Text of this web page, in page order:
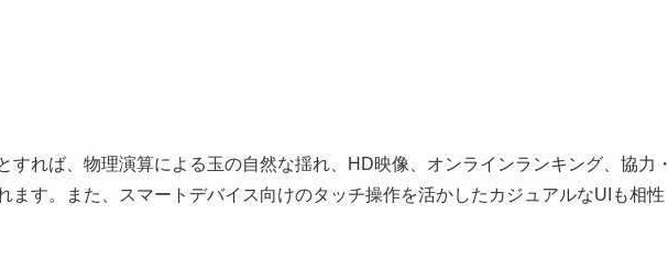
すれば、物理演算による玉の自然な揺れ、HD映像、オンラインランキング、協力・
ます。また、スマートデバイス向けのタッチ操作を活かしたカジュアルなUIも相性